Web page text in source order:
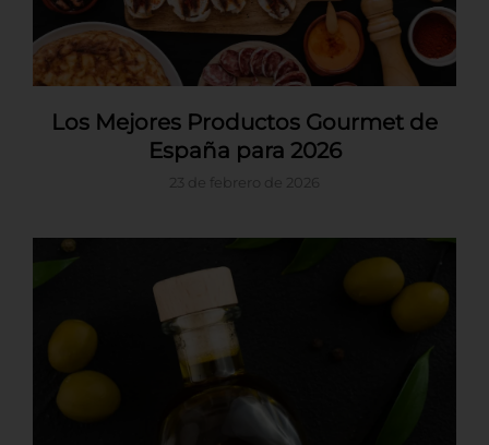
Los Mejores Productos Gourmet de
España para 2026
23 de febrero de 2026